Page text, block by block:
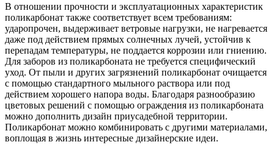
В отношении прочности и эксплуатационных характеристик
поликарбонат также соответствует всем требованиям:
ударопрочен, выдерживает ветровые нагрузки, не нагревается
даже под действием прямых солнечных лучей, устойчив к
перепадам температуры, не поддается коррозии или гниению.
Для заборов из поликарбоната не требуется специфический
уход. От пыли и других загрязнений поликарбонат очищается
с помощью стандартного мыльного раствора или под
действием хорошего напора воды. Благодаря разнообразию
цветовых решений с помощью ограждения из поликарбоната
можно дополнить дизайн приусадебной территории.
Поликарбонат можно комбинировать с другими материалами,
воплощая в жизнь интересные дизайнерские идеи.